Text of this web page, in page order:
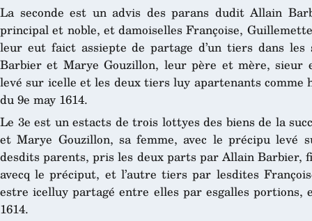
La seconde est un advis des parans dudit Allain
principal et noble, et damoiselles Françoise,
leur eut faict assiepte de partage d’un tiers dans les
Barbier et Marye Gouzillon, leur père et mère, sieur
levé sur icelle et les deux tiers luy apartenants
du 9e may 1614.
Le 3e est un estacts de trois lottyes des biens de la
et Marye Gouzillon, sa femme, avec le précipu levé
desdits parents, pris les deux parts par Allain
avecq le préciput, et l’autre tiers par lesdites
estre icelluy partagé entre elles par esgalles portions,
1614.